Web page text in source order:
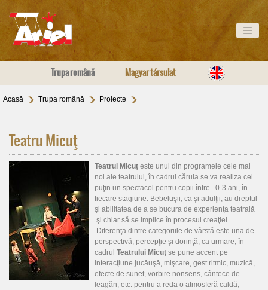
Trupa română Magyar társulat
Acasă Trupa română Proiecte
Teatru Micuţ
Teatrul Micuţ este unul din programele cele mai
noi ale teatrului, în cadrul căruia se va realiza cel
puţin un spectacol pentru copii între 0-3 ani, în
fiecare stagiune. Bebeluşii, ca şi adulţii, au dreptul
şi abilitatea de a se bucura de experienţa teatrală
şi chiar să se implice în procesul creaţiei.
Diferenţa dintre categoriile de vârstă este una de
perspectivă, percepţie şi dorinţă; ca urmare, în
cadrul Teatrului Micuţ se pune accent pe
interacţiune jucăuşă, mişcare, gest ritmic, muzică,
efecte de sunet, vorbire nonsens, cântece de
leagăn, etc. pentru a reda o atmosferă caldă,